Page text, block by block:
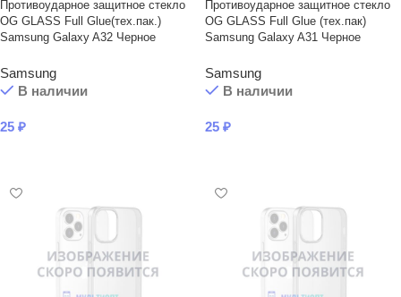
Противоударное защитное стекло
OG GLASS Full Glue(тех.пак.)
Samsung Galaxy A32 Черное
Samsung
В наличии
25 ₽
Противоударное защитное стекло
OG GLASS Full Glue (тех.пак)
Samsung Galaxy A31 Черное
Samsung
В наличии
25 ₽